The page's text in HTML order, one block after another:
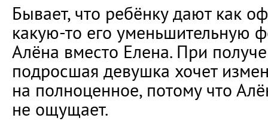
Бывает, что ребёнку дают как
какую-то его уменьшительную
Алёна вместо Елена. При
подросшая девушка хочет
на полноценное, потому что
не ощущает.